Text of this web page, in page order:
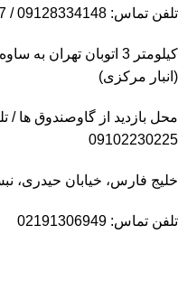
تلفن تماس: 09128334148 / 66263137-021
کیلومتر 3 اتوبان
(انبار مرکزی)
09102230225
خلیج فارس، خیابان حیدری،
تلفن تماس: 02191306949